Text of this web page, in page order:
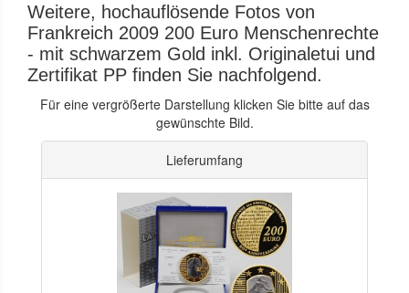
Weitere, hochauflösende Fotos von
Frankreich 2009 200 Euro Menschenrechte
- mit schwarzem Gold inkl. Originaletui und
Zertifikat PP finden Sie nachfolgend.
Für eine vergrößerte Darstellung klicken Sie bitte auf das
gewünschte Bild.
Lieferumfang